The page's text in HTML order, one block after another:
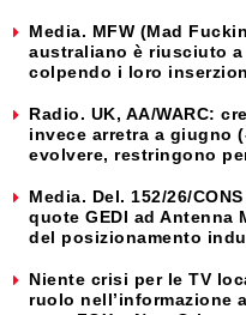
Media. MFW (Mad
australiano è riusciuto
colpendo i loro
Radio. UK, AA/WARC:
invece arretra a giugno
evolvere, restringono
Media. Del. 152/26/
quote GEDI ad Antenna
del posizionamento
Niente crisi per le TV
ruolo nell’informazione